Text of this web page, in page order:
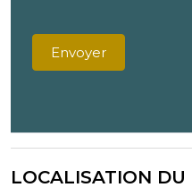
Envoyer
LOCALISATION DU